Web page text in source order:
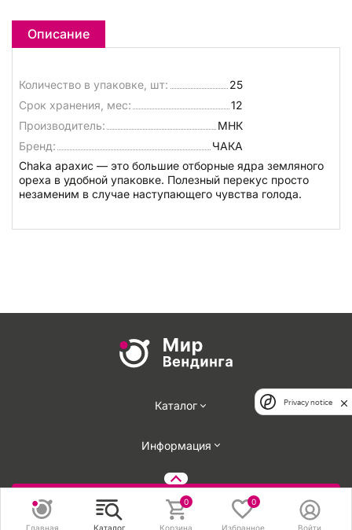
Главная Каталог
0
Корзина
0
Избранное Войти
Описание
Количество в упаковке, шт:
25
Срок хранения, мес:
12
Производитель:
МНК
Бренд:
ЧАКА
Chaka арахис — это большие отборные ядра земляного
ореха в удобной упаковке. Полезный перекус просто
незаменим в случае наступающего чувства голода.
Каталог
Информация
Задать вопрос
Privacy notice